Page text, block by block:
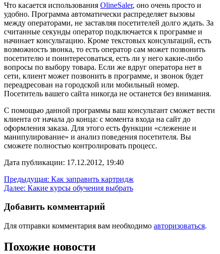
Что касается использования OlineSaler, оно очень просто и
удобно. Программа автоматически распределяет вызовы
между операторами, не заставляя посетителей долго ждать. За
считанные секунды оператор подключается к программе и
начинает консультацию. Кроме текстовых консультаций, есть
возможность звонка, то есть оператор сам может позвонить
посетителю и поинтересоваться, есть ли у него какие-либо
вопросы по выбору товара. Если же вдруг оператора нет в
сети, клиент может позвонить в программе, и звонок будет
переадресован на городской или мобильный номер.
Посетитель вашего сайта никогда не останется без внимания.
С помощью данной программы ваш консультант сможет вести
клиента от начала до конца: с момента входа на сайт до
оформления заказа. Для этого есть функции «слежение и
манипулирование» и анализ поведения посетителя. Вы
сможете полностью контролировать процесс.
Дата публикации: 17.12.2012, 19:40
Навигация
по
записям
Предыдущая: Как заправить картридж
Далее: Какие курсы обучения выбрать
Добавить комментарий
Для отправки комментария вам необходимо авторизоваться.
Похожие новости